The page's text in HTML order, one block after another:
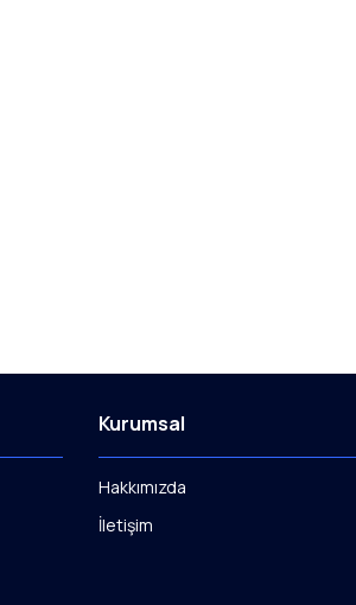
Kurumsal
Hakkımızda
İletişim